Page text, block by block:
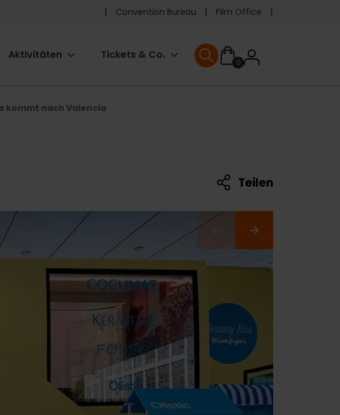
Pre
header
Convention Bureau Film Office
Aktivitäten Tickets & Co.
0User
User menu
kommt nach Valencia
Teilen